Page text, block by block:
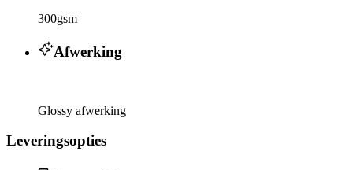
300gsm
Afwerking
Glossy afwerking
Leveringsopties